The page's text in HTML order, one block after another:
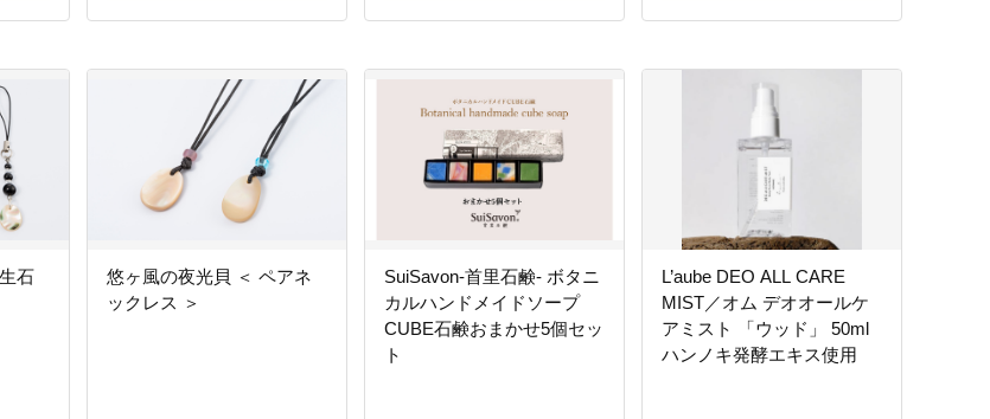
石
悠ヶ風の夜光貝 ＜ ペアネ
ックレス ＞
SuiSavon-首里石鹸- ボタニ
カルハンドメイドソープ
CUBE石鹸おまかせ5個セッ
ト
L’aube DEO ALL CARE
MIST／オム デオオールケ
アミスト 「ウッド」 50ml
ハンノキ発酵エキス使用